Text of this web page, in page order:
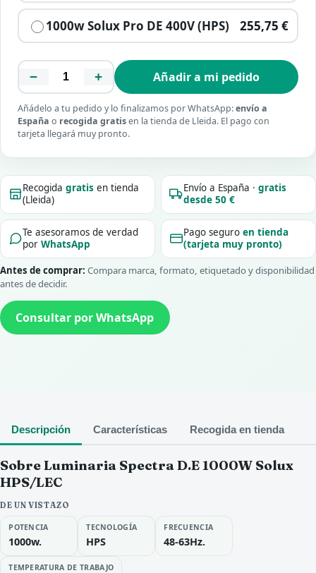
1000w Solux Pro DE 400V (HPS) 255,75 €
− + Añadir a mi pedido
Añádelo a tu pedido y lo finalizamos por WhatsApp:envío a
España o recogida gratisen la tienda de Lleida. El pago con
tarjeta llegará muy pronto.
Recogidagratis en tienda
(Lleida)
Envío a España ·gratis
desde 50 €
Te asesoramos de verdad
porWhatsApp
Pago seguroen tienda
(tarjeta muy pronto)
Antes de comprar: Compara marca, formato, etiquetado y disponibilidad
antes de decidir.
Consultar por WhatsApp
Descripción Características Recogida en tienda
Sobre Luminaria Spectra D.E 1000W Solux
HPS/LEC
DE UN VISTAZO
POTENCIA
1000w.
TECNOLOGÍA
HPS
FRECUENCIA
48-63Hz.
TEMPERATURA DE TRABAJO